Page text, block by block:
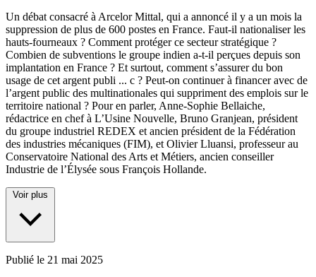
Un débat consacré à Arcelor Mittal, qui a annoncé il y a un mois la
suppression de plus de 600 postes en France. Faut-il nationaliser les
hauts-fourneaux ? Comment protéger ce secteur stratégique ?
Combien de subventions le groupe indien a-t-il perçues depuis son
implantation en France ? Et surtout, comment s’assurer du bon
usage de cet argent publi ... c ? Peut-on continuer à financer avec de
l’argent public des multinationales qui suppriment des emplois sur le
territoire national ? Pour en parler, Anne-Sophie Bellaiche,
rédactrice en chef à L’Usine Nouvelle, Bruno Granjean, président
du groupe industriel REDEX et ancien président de la Fédération
des industries mécaniques (FIM), et Olivier Lluansi, professeur au
Conservatoire National des Arts et Métiers, ancien conseiller
Industrie de l’Élysée sous François Hollande.
Voir plus
Publié le 21 mai 2025